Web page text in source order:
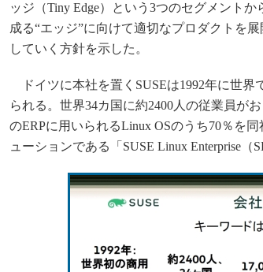
ッジ（Tiny Edge）という3つのセグメントか
成る“エッジ”に向けて適切なプロダクトを展
していく方針を示した。
ドイツに本社を置くSUSEは1992年に世界
られる。世界34カ国に約2400人の従業員が
のERPに用いられるLinux OSのうち70％を
ューションである「SUSE Linux Enterprise（